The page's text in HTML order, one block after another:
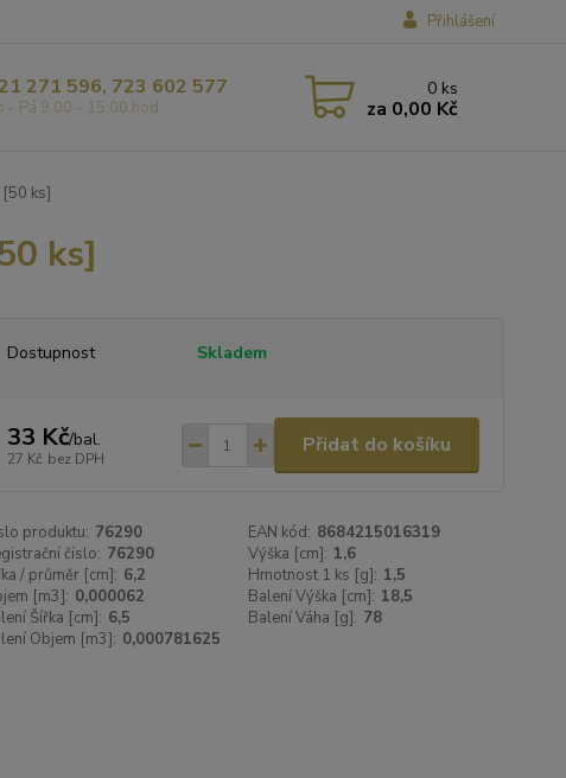
Přihlášení
271 596, 723 602 577
- Pá 9,00 - 15,00 hod
0 ks
za 0,00 Kč
ks]
ks]
Dostupnost Skladem
33 Kč/bal.
27 Kč bez DPH
Přidat do košíku
produktu: 76290 EAN kód: 8684215016319
číslo: 76290 Výška [cm]: 1,6
/ průměr [cm]: 6,2 Hmotnost 1 ks [g]: 1,5
[m3]: 0,000062 Balení Výška [cm]: 18,5
Šířka [cm]: 6,5 Balení Váha [g]: 78
Objem [m3]: 0,000781625